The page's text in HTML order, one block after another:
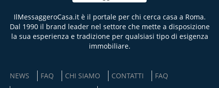
IlMessaggeroCasa.it è il portale per chi cerca casa a Roma.
Dal 1990 il brand leader nel settore che mette a disposizione
la sua esperienza e tradizione per qualsiasi tipo di esigenza
immobiliare.
NEWS FAQ CHI SIAMO CONTATTI
FAQ